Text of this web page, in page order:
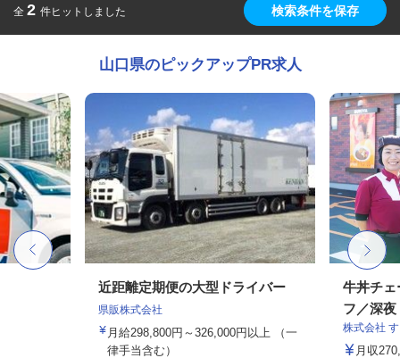
全 2 件ヒットしました 検索条件を保存
山口県のピックアップPR求人
近距離定期便の大型ドライバー
県販株式会社
月給298,800円～326,000円以上 （一
律手当含む）
牛丼チェ
フ／深夜
株式会社
月収